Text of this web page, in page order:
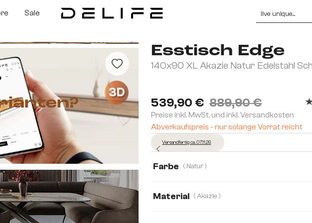
Sale
Esstisch Edge
140x90 XL Akazie Natur Edelstahl
539,90 € 889,90 €
Preise inkl. MwSt. und inkl. Versandkosten
Abverkaufspreis - nur solange Vorrat reicht
Versandfertig ca. 07.11.26
Farbe ( Natur )
Material ( Akazie )
3D